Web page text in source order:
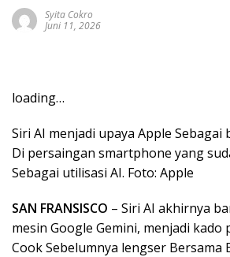
Syita Cokro
Juni 11, 2026
loading…
Siri AI menjadi upaya Apple Sebagai
Di persaingan smartphone yang
Sebagai utilisasi AI. Foto: Apple
SAN FRANSISCO – Siri AI akhirnya
mesin Google Gemini, menjadi kado
Cook Sebelumnya lengser Bersama